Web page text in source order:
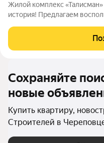
Жилой комплекс «Талисман» место, где начнётся ваша новая
история! Предлагаем
комфорткласса возводится
Череповца. Особенности
Сохраняйте
новые
Купить квартиру,
Строителей в